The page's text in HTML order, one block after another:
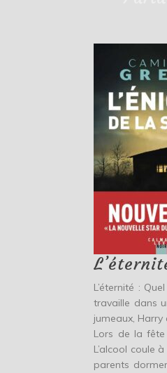
L’éternité :
travaille dans
jumeaux,
Lors de la fête
L’alcool coule
parents